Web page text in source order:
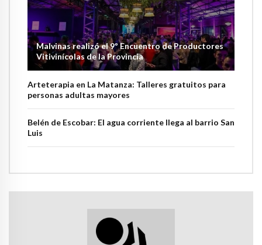
Malvinas realizó el 9º Encuentro de Productores
Vitivinícolas de la Provincia
Arteterapia en La Matanza: Talleres gratuitos para
personas adultas mayores
Belén de Escobar: El agua corriente llega al barrio San
Luis